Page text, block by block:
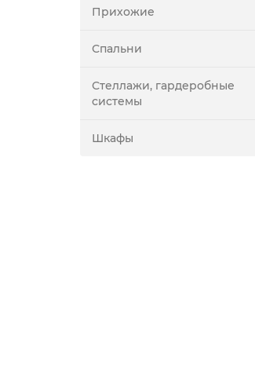
Прихожие
Спальни
Стеллажи, гардеробные
системы
Шкафы